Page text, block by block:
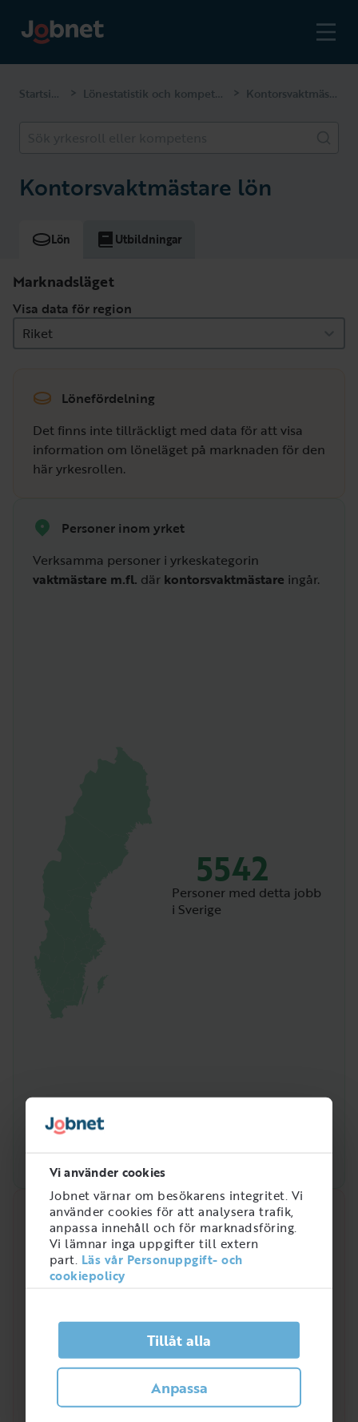
Vi använder cookies
Jobnet värnar om besökarens integritet. Vi
använder cookies för att analysera trafik,
anpassa innehåll och för marknadsföring.
Vi lämnar inga uppgifter till extern
part. Läs vår Personuppgift- och
cookiepolicy
Tillåt alla
Anpassa
Startsidan > Lönestatistik och kompetenser > Kontorsvaktmästare
Kontorsvaktmästare lön
Lön Utbildningar
Marknadsläget
Visa data för region
Riket
Lönefördelning
Det finns inte tillräckligt med data för att visa
information om löneläget på marknaden för den
här yrkesrollen.
Personer inom yrket
Verksamma personer i yrkeskategorin
vaktmästare m.fl. där kontorsvaktmästare ingår.
5542
Personer med detta jobb
i Sverige
Snabbanalys
Efterfrågan på arbetsmarknaden just nu
Hur efterfrågad är rollen som
Kontorsvaktmästare?
Kontorsvaktmästare är en yrkesroll som
efterfrågats allt mer de senaste åren. I Sverige